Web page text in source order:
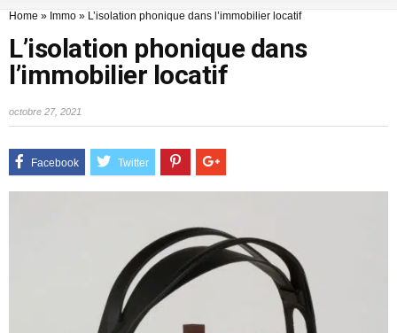
Home » Immo » L’isolation phonique dans l’immobilier locatif
L’isolation phonique dans
l’immobilier locatif
octobre 27, 2021